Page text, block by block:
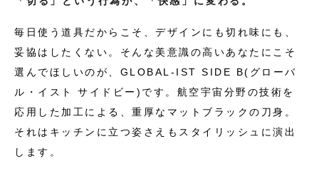
毎日使う道具だからこそ、デザインにも切れ味にも、
妥協はしたくない。そんな美意識の高いあなたにこそ
選んでほしいのが、GLOBAL-IST SIDE B(グローバ
ル・イスト サイドビー)です。航空宇宙分野の技術を
応用した加工による、重厚なマットブラックの刀身。
それはキッチンに立つ姿さえもスタイリッシュに演出
します。